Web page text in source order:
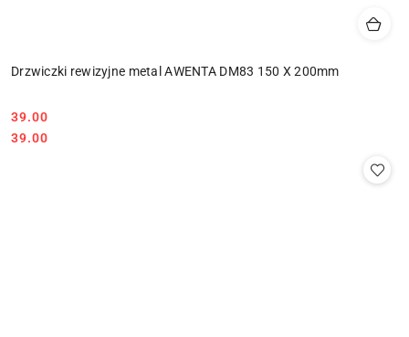
Drzwiczki rewizyjne metal AWENTA DM83 150 X 200mm
Cena:
39.00
Cena:
39.00